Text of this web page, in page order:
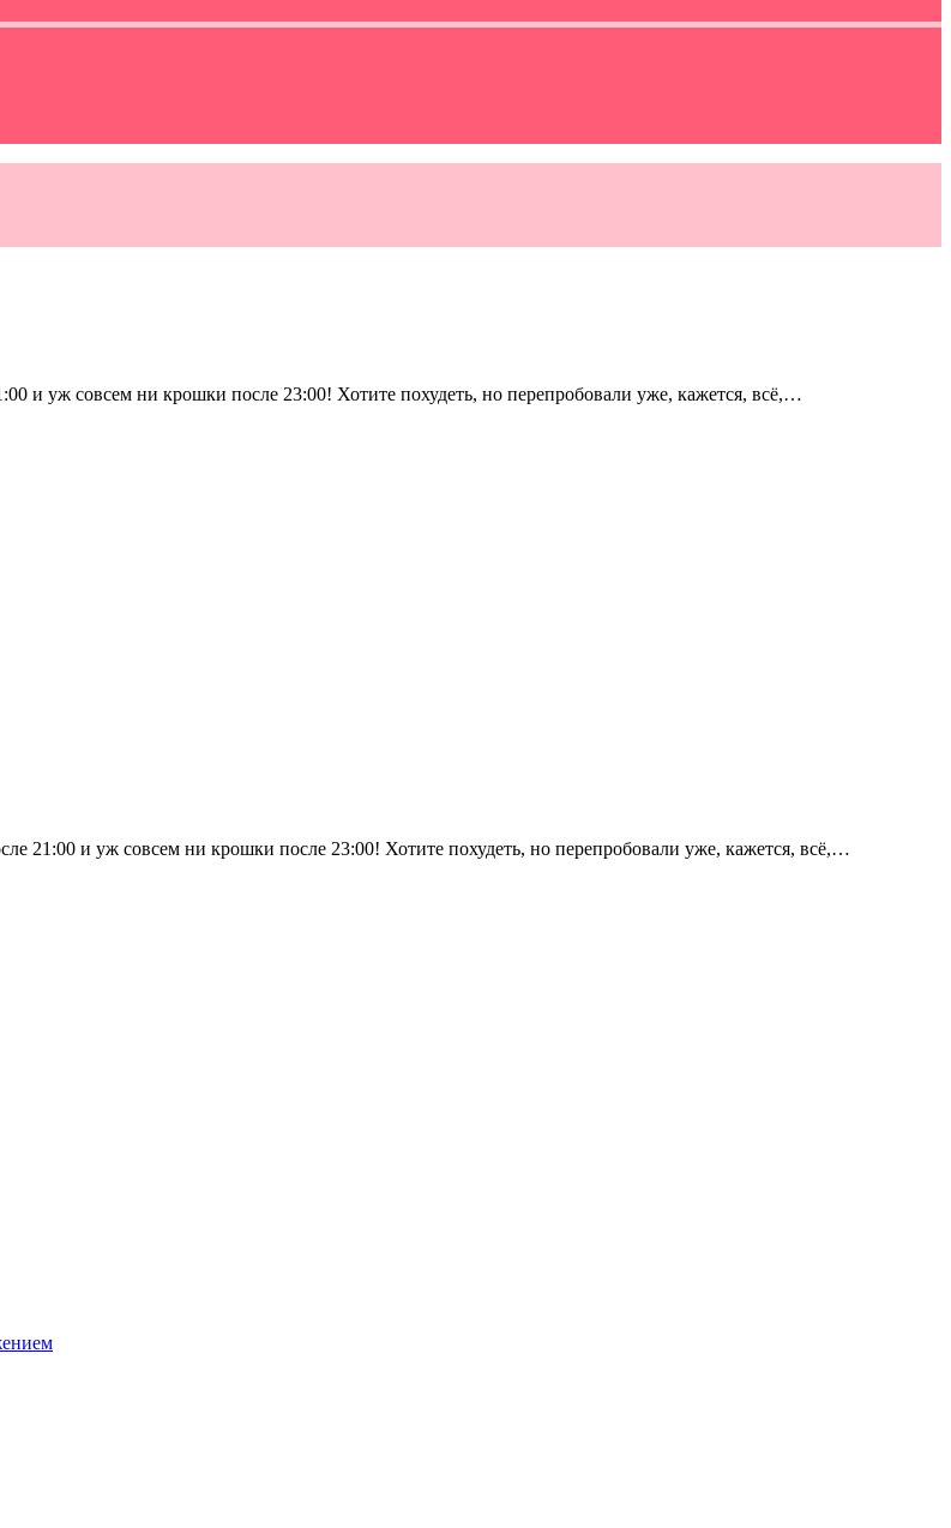
и уж совсем ни крошки после 23:00! Хотите похудеть, но перепробовали уже, кажется, всё,…
21:00 и уж совсем ни крошки после 23:00! Хотите похудеть, но перепробовали уже, кажется, всё,…